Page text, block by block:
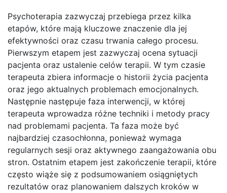
Psychoterapia zazwyczaj przebiega przez kilka
etapów, które mają kluczowe znaczenie dla jej
efektywności oraz czasu trwania całego procesu.
Pierwszym etapem jest zazwyczaj ocena sytuacji
pacjenta oraz ustalenie celów terapii. W tym czasie
terapeuta zbiera informacje o historii życia pacjenta
oraz jego aktualnych problemach emocjonalnych.
Następnie następuje faza interwencji, w której
terapeuta wprowadza różne techniki i metody pracy
nad problemami pacjenta. Ta faza może być
najbardziej czasochłonna, ponieważ wymaga
regularnych sesji oraz aktywnego zaangażowania obu
stron. Ostatnim etapem jest zakończenie terapii, które
często wiąże się z podsumowaniem osiągniętych
rezultatów oraz planowaniem dalszych kroków w